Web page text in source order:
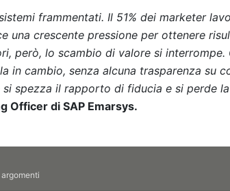
frammentati. Il 51% dei marketer
una crescente pressione per ottenere
però, lo scambio di valore si
in cambio, senza alcuna trasparenza su
spezza il rapporto di fiducia e si perde
Officer di SAP Emarsys.